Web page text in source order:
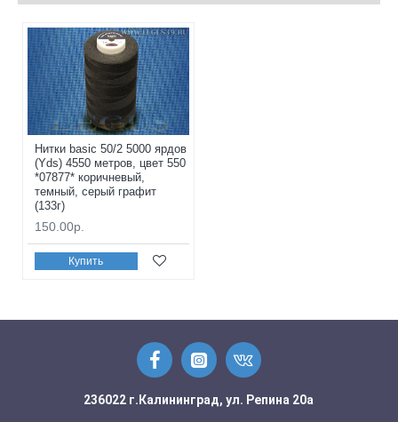
Нитки basic 50/2 5000 ярдов
(Yds) 4550 метров, цвет 550
*07877* коричневый,
темный, серый графит
(133г)
150.00р.
Купить
236022 г.Калининград, ул. Репина 20а